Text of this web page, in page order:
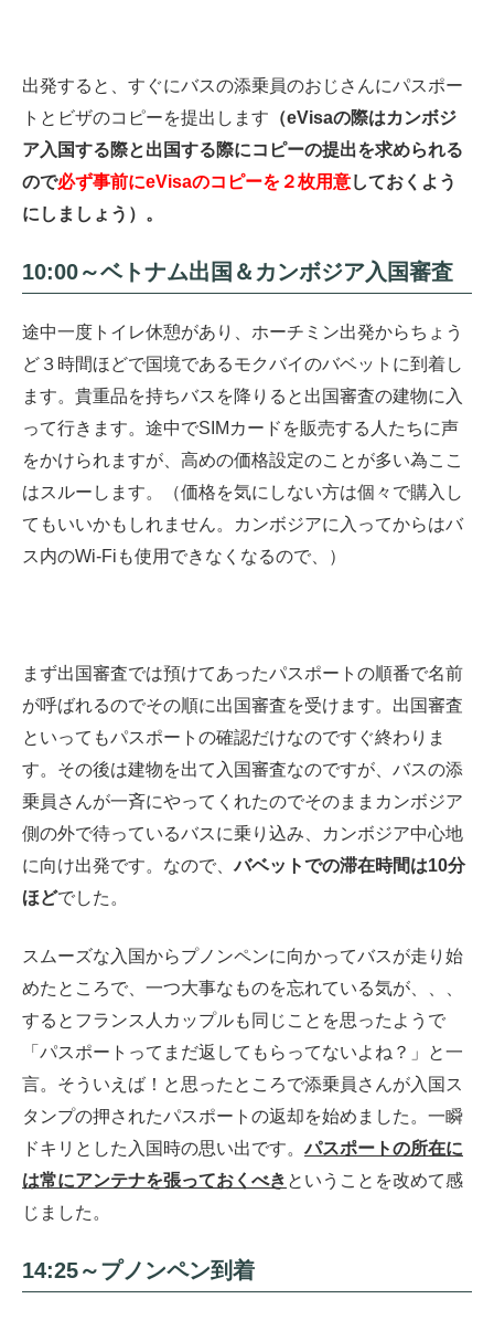
出発すると、すぐにバスの添乗員のおじさんにパスポー
トとビザのコピーを提出します （eVisaの際はカンボジ
ア入国する際と出国する際にコピーの提出を求められる
ので必ず事前にeVisaのコピーを２枚用意しておくよう
にしましょう）。
10:00～ベトナム出国＆カンボジア入国審査
途中一度トイレ休憩があり、ホーチミン出発からちょう
ど３時間ほどで国境であるモクバイのバベットに到着し
ます。貴重品を持ちバスを降りると出国審査の建物に入
って行きます。途中でSIMカードを販売する人たちに声
をかけられますが、高めの価格設定のことが多い為ここ
はスルーします。（価格を気にしない方は個々で購入し
てもいいかもしれません。カンボジアに入ってからはバ
ス内のWi-Fiも使用できなくなるので、）
まず出国審査では預けてあったパスポートの順番で名前
が呼ばれるのでその順に出国審査を受けます。出国審査
といってもパスポートの確認だけなのですぐ終わりま
す。その後は建物を出て入国審査なのですが、バスの添
乗員さんが一斉にやってくれたのでそのままカンボジア
側の外で待っているバスに乗り込み、カンボジア中心地
に向け出発です。なので、バベットでの滞在時間は10分
ほどでした。
スムーズな入国からプノンペンに向かってバスが走り始
めたところで、一つ大事なものを忘れている気が、、、
するとフランス人カップルも同じことを思ったようで
「パスポートってまだ返してもらってないよね？」と一
言。そういえば！と思ったところで添乗員さんが入国ス
タンプの押されたパスポートの返却を始めました。一瞬
ドキリとした入国時の思い出です。パスポートの所在に
は常にアンテナを張っておくべき ということを改めて感
じました。
14:25～プノンペン到着